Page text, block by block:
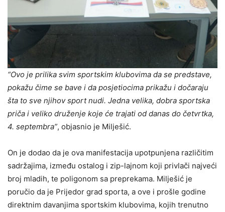
“Ovo je prilika svim sportskim klubovima da se predstave,
pokažu čime se bave i da posjetiocima prikažu i dočaraju
šta to sve njihov sport nudi. Jedna velika, dobra sportska
priča i veliko druženje koje će trajati od danas do četvrtka,
4. septembra”, objasnio je Milješić.
On je dodao da je ova manifestacija upotpunjena različitim
sadržajima, između ostalog i zip-lajnom koji privlači najveći
broj mladih, te poligonom sa preprekama. Milješić je
poručio da je Prijedor grad sporta, a ove i prošle godine
direktnim davanjima sportskim klubovima, kojih trenutno